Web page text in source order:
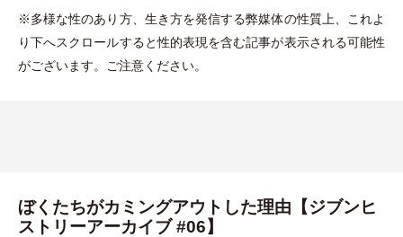
※多様な性のあり方、生き方を発信する弊媒体の性質上、これよ
り下へスクロールすると性的表現を含む記事が表示される可能性
がございます。ご注意ください。
ぼくたちがカミングアウトした理由【ジブンヒ
ストリーアーカイブ #06】